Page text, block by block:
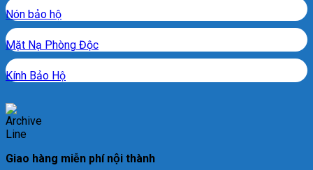
Nón bảo hộ
Mặt Nạ Phòng Độc
Kính Bảo Hộ
Giao hàng miễn phí nội thành